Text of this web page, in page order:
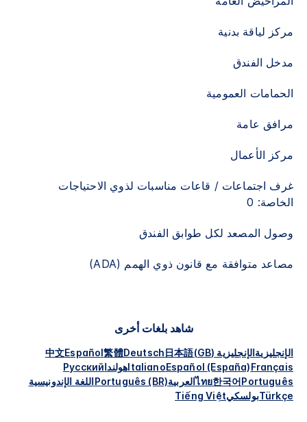
مركز لياقة بدنية
مدخل الفندق
الحمامات العمومية
مرافق عامة
مركز الأعمال
غرف اجتماعات / قاعات مناسبات لذوي الاحتياجات
الخاصة: 0
وصول المصعد لكل طوابق الفندق
مصاعد متوافقة مع قانون ذوي الهمم (ADA)
شاهد بلغات أخرى
الإنجليزيةالإنجليزية (GB) 日本語
Deutsch
繁體
Español
中文
Français
Español (España)
ItalianoهولنداРусский
Português
한국어
ไทยالعربيةPortuguês (BR)اللغة الإندونيسية
TürkçeبولسكيTiếng Việt